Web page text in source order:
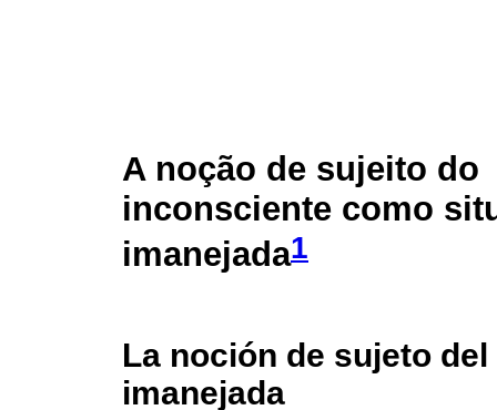
A noção de sujeito do
inconsciente como
imanejada1
La noción de sujeto
imanejada